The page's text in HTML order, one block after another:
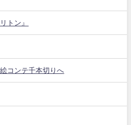
トン』
コンテ千本切りへ